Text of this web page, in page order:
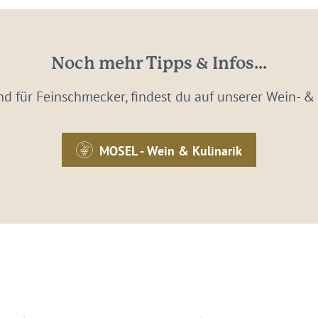
Noch mehr Tipps & Infos...
für Feinschmecker, findest du auf unserer Wein-
MOSEL - Wein & Kulinarik